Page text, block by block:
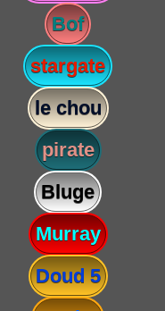
Bof
stargate
le chou
pirate
Bluge
Murray
Doud 5